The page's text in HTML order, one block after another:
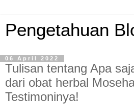
Pengetahuan
06 April 2022
Tulisan tentang Apa
dari obat herbal
Testimoninya!